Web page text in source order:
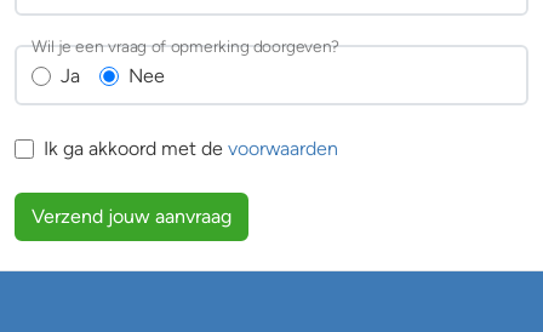
Ja Nee
Wil je een vraag of opmerking doorgeven?
Ik ga akkoord met de voorwaarden
Verzend jouw aanvraag